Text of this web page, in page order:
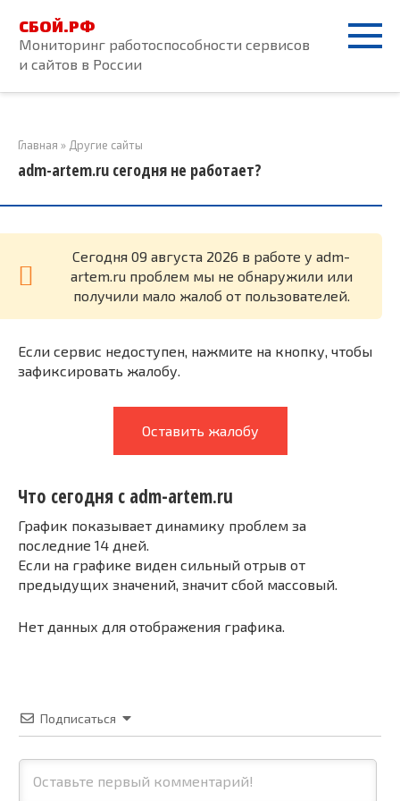
контенту
СБОЙ.РФ
Мониторинг работоспособности сервисов
и сайтов в России
Главная » Другие сайты
adm-artem.ru сегодня не работает?
Cегодня 09 августа 2026 в работе у adm-
artem.ru проблем мы не обнаружили или
получили мало жалоб от пользователей.
Если сервис недоступен, нажмите на кнопку, чтобы
зафиксировать жалобу.
Оставить жалобу
Что сегодня с adm-artem.ru
График показывает динамику проблем за
последние 14 дней.
Если на графике виден сильный отрыв от
предыдущих значений, значит сбой массовый.
Нет данных для отображения графика.
Подписаться